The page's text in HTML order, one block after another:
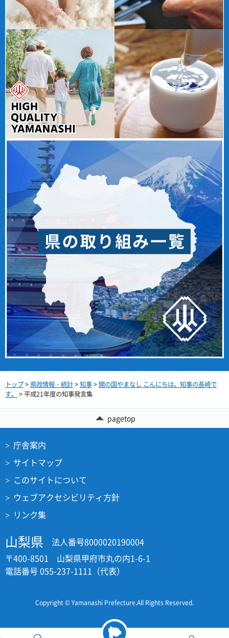
トップ> 県政情報・統計>知事> 開の国やまなし こんにちは。知事の長崎で
す。 > 平成21年度の知事発言集
pagetop
庁舎案内
サイトマップ
このサイトについて
ウェブアクセシビリティ方針
リンク集
山梨県
法人番号8000020190004
〒400-8501 山梨県甲府市丸の内1-6-1
電話番号 055-237-1111（代表）
Copyright © Yamanashi Prefecture.All Rights Reserved.